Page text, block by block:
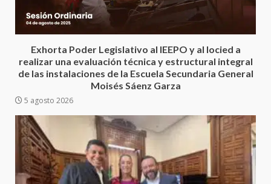
Exhorta Poder Legislativo al IEEPO y al Iocied a
realizar una evaluación técnica y estructural integral
de las instalaciones de la Escuela Secundaria General
Moisés Sáenz Garza
5 agosto 2026
20 julio 2026
de Juárez caso de maltrato
animal tras denuncia ciudadana
16 julio 2026
7
California; FGR lo investiga por
presuntos delitos de
delincuencia organizada y
contrabando
16 julio 2026